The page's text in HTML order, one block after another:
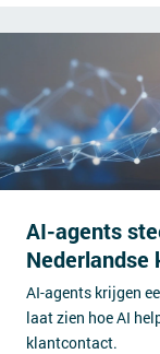
AI-agents
Nederlandse
AI-agents krijgen
laat zien hoe AI
klantcontact.